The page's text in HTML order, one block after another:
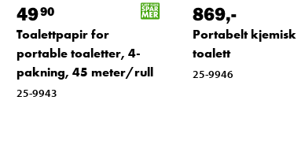
4990
Toalettpapir for
portable toaletter, 4-
pakning, 45 meter/rull
25-9943
869,-
Portabelt kjemisk
toalett
25-9946